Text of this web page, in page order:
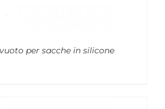
per sacche in silicone